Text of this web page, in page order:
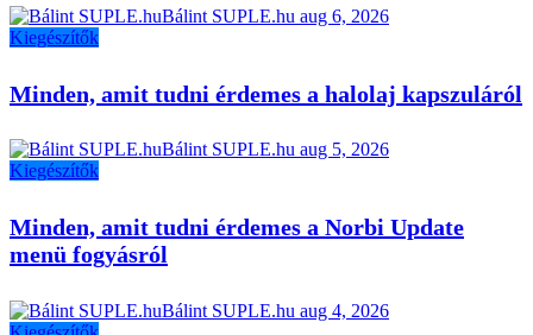
Bálint SUPLE.hu aug 6, 2026
Kiegészítők
Minden, amit tudni érdemes a halolaj kapszuláról
Bálint SUPLE.hu aug 5, 2026
Kiegészítők
Minden, amit tudni érdemes a Norbi Update
menü fogyásról
Bálint SUPLE.hu aug 4, 2026